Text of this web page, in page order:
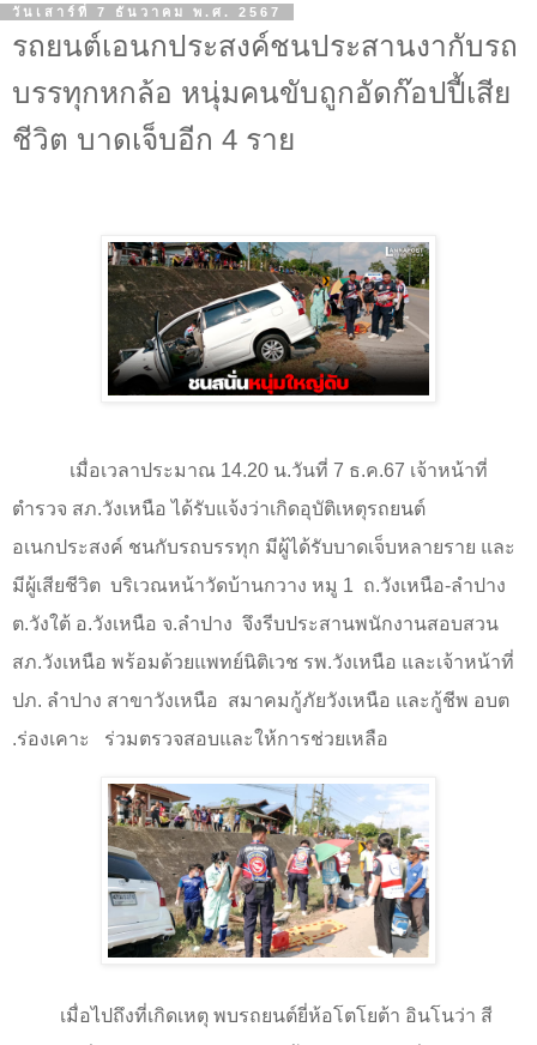
วันเสาร์ที่ 7 ธันวาคม พ.ศ. 2567
รถยนต์เอนกประสงค์ชนประสานงากับรถ
บรรทุกหกล้อ หนุ่มคนขับถูกอัดก๊อปปี้เสีย
ชีวิต บาดเจ็บอีก 4 ราย
เมื่อเวลาประมาณ 14.20 น.วันที่ 7 ธ.ค.67 เจ้าหน้าที่
ตำรวจ สภ.วังเหนือ ได้รับแจ้งว่าเกิดอุบัติเหตุรถยนต์
อเนกประสงค์ ชนกับรถบรรทุก มีผู้ได้รับบาดเจ็บหลายราย และ
มีผู้เสียชีวิต บริเวณหน้าวัดบ้านกวาง หมู 1 ถ.วังเหนือ-ลำปาง
ต.วังใต้ อ.วังเหนือ จ.ลำปาง จึงรีบประสานพนักงานสอบสวน
สภ.วังเหนือ พร้อมด้วยแพทย์นิติเวช รพ.วังเหนือ และเจ้าหน้าที่
ปภ. ลำปาง สาขาวังเหนือ สมาคมกู้ภัยวังเหนือ และกู้ชีพ อบต
.ร่องเคาะ
ร่วมตรวจสอบและให้การช่วยเหลือ
เมื่อไปถึงที่เกิดเหตุ พบรถยนต์ยี่ห้อโตโยต้า อินโนว่า สี